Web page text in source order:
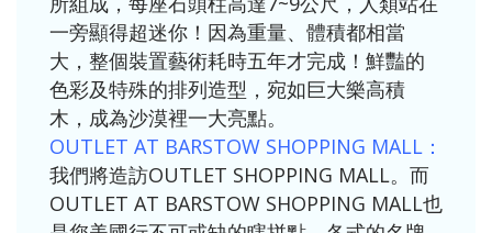
一旁顯得超迷你！因為重量、體積都相當
大，整個裝置藝術耗時五年才完成！鮮豔的
色彩及特殊的排列造型，宛如巨大樂高積
木，成為沙漠裡一大亮點。
OUTLET AT BARSTOW SHOPPING MALL：
我們將造訪OUTLET SHOPPING MALL。而
OUTLET AT BARSTOW SHOPPING MALL也